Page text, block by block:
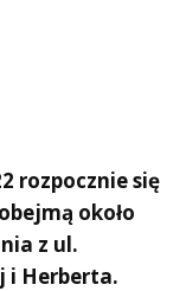
rozpocznie się
około
z ul.
i Herberta.